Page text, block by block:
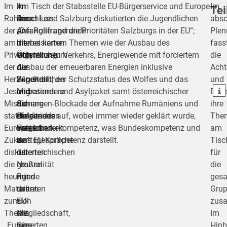
Im
Rahmen
der
am
Privatgymnasium
der
Herz-
Jesu-
Missionare
stattfindenden
Europäischen
Zukunftsgespräche
diskutierten
die
heurigen
Maturanten
zum
Thema
In
der
Anfangsfragerunde
interessierten
sich
die
Jugendlichen
insbesondere
für
die
Vereinbarkeit
der
österreichischen
Neutralität
mit
der
EU-
Mitgliedschaft,
Im
Anschluss
an
die
Vorstellung
der
Experten
und
die
einleitenden
Fragen
in
der
großen
Runde
teilten
sich
die
Am Tisch der Stabsstelle EU-Bürgerservice und Europe
Direct Land Salzburg diskutierten die Jugendlichen
„Die Rolle und die Prioritäten Salzburgs in der EU“;
hierbei kamen Themen wie der Ausbau des
Öffentlichen Verkehrs, Energiewende mit forciertem
Ausbau der erneuerbaren Energien inklusive
Windkraft, der Schutzstatus des Wolfes und das
Migrations- und Asylpaket samt österreichischer
Schengen-Blockade der Aufnahme Rumäniens und
Bulgariens auf, wobei immer wieder geklärt wurde,
was Länderkompetenz, was Bundeskompetenz und
was EU-Kompetenz darstellt.
Im
die
und
ihre
am
für
die
Im
teilen
teilen
teilen